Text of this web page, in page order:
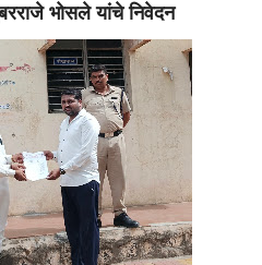
भोसले यांचे निवेदन